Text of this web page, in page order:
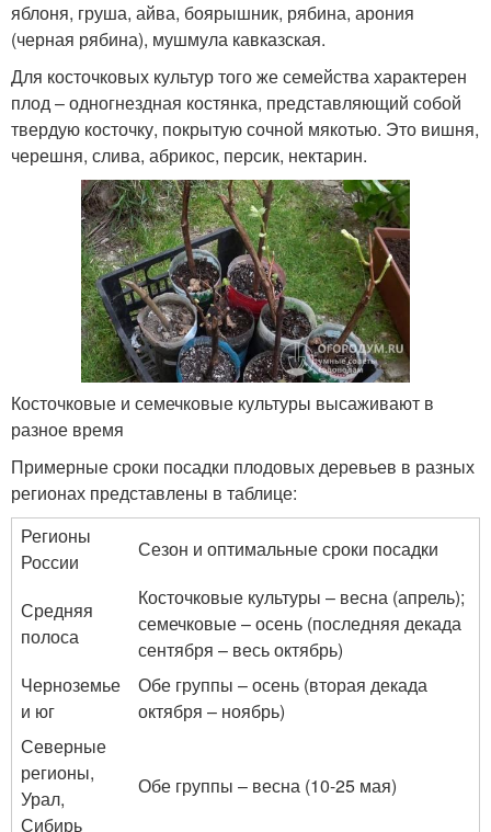
яблоня, груша, айва, боярышник, рябина, арония
(черная рябина), мушмула кавказская.
Для косточковых культур того же семейства характерен
плод – одногнездная костянка, представляющий собой
твердую косточку, покрытую сочной мякотью. Это вишня,
черешня, слива, абрикос, персик, нектарин.
Косточковые и семечковые культуры высаживают в
разное время
Примерные сроки посадки плодовых деревьев в разных
регионах представлены в таблице:
Регионы
России
Сезон и оптимальные сроки посадки
Средняя
полоса
Косточковые культуры – весна (апрель);
семечковые – осень (последняя декада
сентября – весь октябрь)
Черноземье
и юг
Обе группы – осень (вторая декада
октября – ноябрь)
Северные
регионы,
Урал,
Сибирь
Обе группы – весна (10-25 мая)